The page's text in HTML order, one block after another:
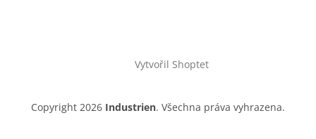
Vytvořil Shoptet
Copyright 2026 Industrien. Všechna práva vyhrazena.